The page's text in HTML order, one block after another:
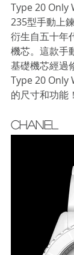
Type 20 Only
235型手動上
衍生自五十年
機芯。這款手
基礎機芯經過
Type 20 Only
的尺寸和功能！
CHANEL